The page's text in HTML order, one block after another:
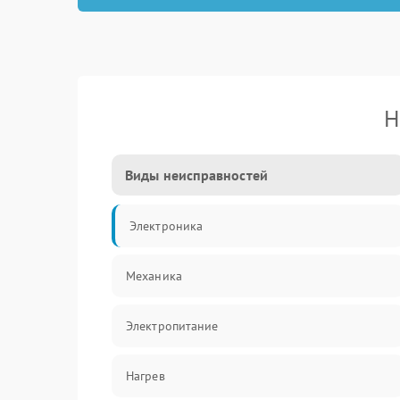
Виды неисправностей
Электроника
Механика
Электропитание
Нагрев